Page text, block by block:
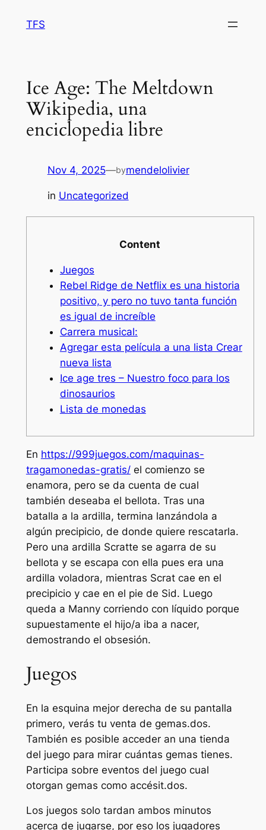
TFS
Ice Age: The Meltdown
Wikipedia, una
enciclopedia libre
Nov 4, 2025—bymendelolivier
in Uncategorized
Content
Juegos
Rebel Ridge de Netflix es una historia
positivo, y pero no tuvo tanta función
es igual de increíble
Carrera musical:
Agregar esta película a una lista Crear
nueva lista
Ice age tres – Nuestro foco para los
dinosaurios
Lista de monedas
En https://999juegos.com/maquinas-
tragamonedas-gratis/el comienzo se
enamora, pero se da cuenta de cual
también deseaba el bellota. Tras una
batalla a la ardilla, termina lanzándola a
algún precipicio, de donde quiere rescatarla.
Pero una ardilla Scratte se agarra de su
bellota y se escapa con ella pues era una
ardilla voladora, mientras Scrat cae en el
precipicio y cae en el pie de Sid. Luego
queda a Manny corriendo con líquido porque
supuestamente el hijo/a iba a nacer,
demostrando el obsesión.
Juegos
En la esquina mejor⁢ derecha de su pantalla
primero, verás⁣ tu venta de gemas.dos.
También⁤ es posible acceder an una tienda
del juego para mirar cuántas gemas tienes.
Participa sobre eventos del juego cual
otorgan gemas como accésit.dos.
Los juegos solo tardan ambos minutos
acerca de jugarse, por eso los jugadores